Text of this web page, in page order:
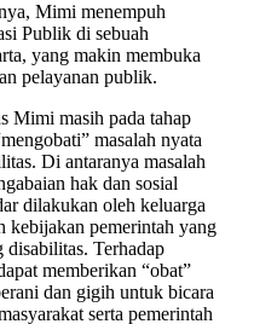
Mimi menempuh
Publik di sebuah
yang makin membuka
pelayanan publik.
Mimi masih pada tahap
masalah nyata
Di antaranya masalah
hak dan sosial
dilakukan oleh keluarga
kebijakan pemerintah yang
disabilitas. Terhadap
memberikan “obat”
dan gigih untuk bicara
serta pemerintah